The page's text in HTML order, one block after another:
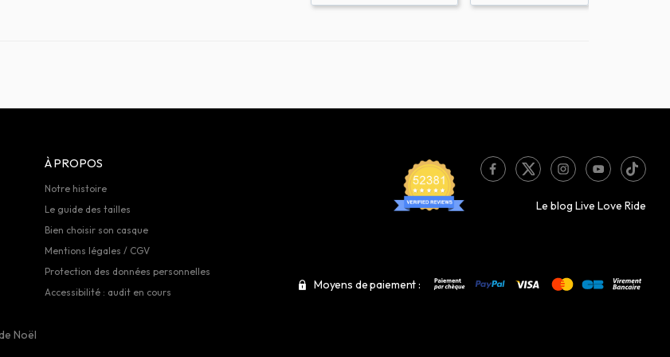
À PROPOS
Notre histoire
Le guide des tailles
Bien choisir son casque
Mentions légales / CGV
Protection des données personnelles
Accessibilité : audit en cours
Le blog Live Love Ride
Moyens de paiement :
Noël